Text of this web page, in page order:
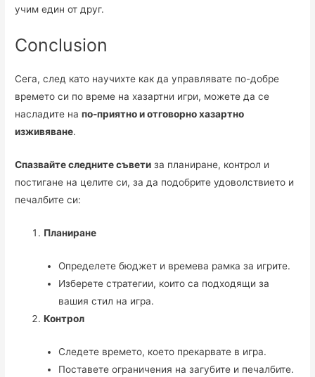
учим един от друг.
Conclusion
Сега, след като научихте как да управлявате по-добре
времето си по време на хазартни игри, можете да се
насладите напо-приятно и отговорно хазартно
изживяване.
Спазвайте следните съвети за планиране, контрол и
постигане на целите си, за да подобрите удоволствието и
печалбите си:
Планиране
Определете бюджет и времева рамка за игрите.
Изберете стратегии, които са подходящи за
вашия стил на игра.
Контрол
Следете времето, което прекарвате в игра.
Поставете ограничения на загубите и печалбите.